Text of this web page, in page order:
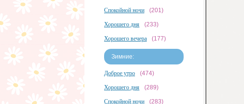
Спокойной ночи (201)
Хорошего дня (233)
Хорошего вечера (177)
Зимние:
Доброе утро (474)
Хорошего дня (289)
Спокойной ночи (283)